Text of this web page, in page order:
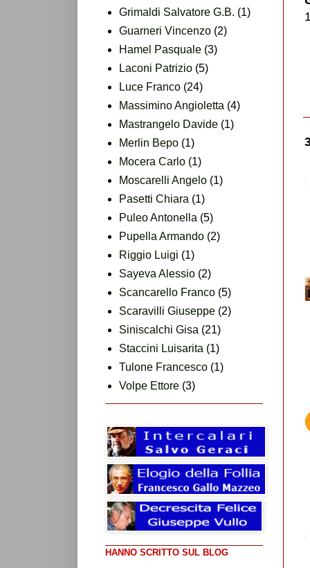
Grimaldi Salvatore G.B. (1)
Guarneri Vincenzo (2)
Hamel Pasquale (3)
Laconi Patrizio (5)
Luce Franco (24)
Massimino Angioletta (4)
Mastrangelo Davide (1)
Merlin Bepo (1)
Mocera Carlo (1)
Moscarelli Angelo (1)
Pasetti Chiara (1)
Puleo Antonella (5)
Pupella Armando (2)
Riggio Luigi (1)
Sayeva Alessio (2)
Scancarello Franco (5)
Scaravilli Giuseppe (2)
Siniscalchi Gisa (21)
Staccini Luisarita (1)
Tulone Francesco (1)
Volpe Ettore (3)
HANNO SCRITTO SUL BLOG